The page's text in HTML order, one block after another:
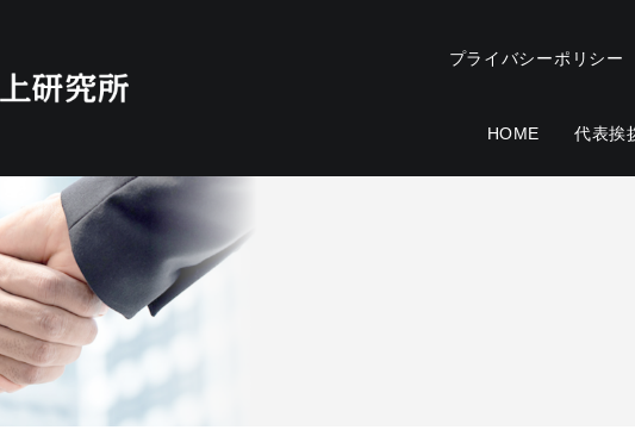
プライバシーポリシー
HOME 代表挨